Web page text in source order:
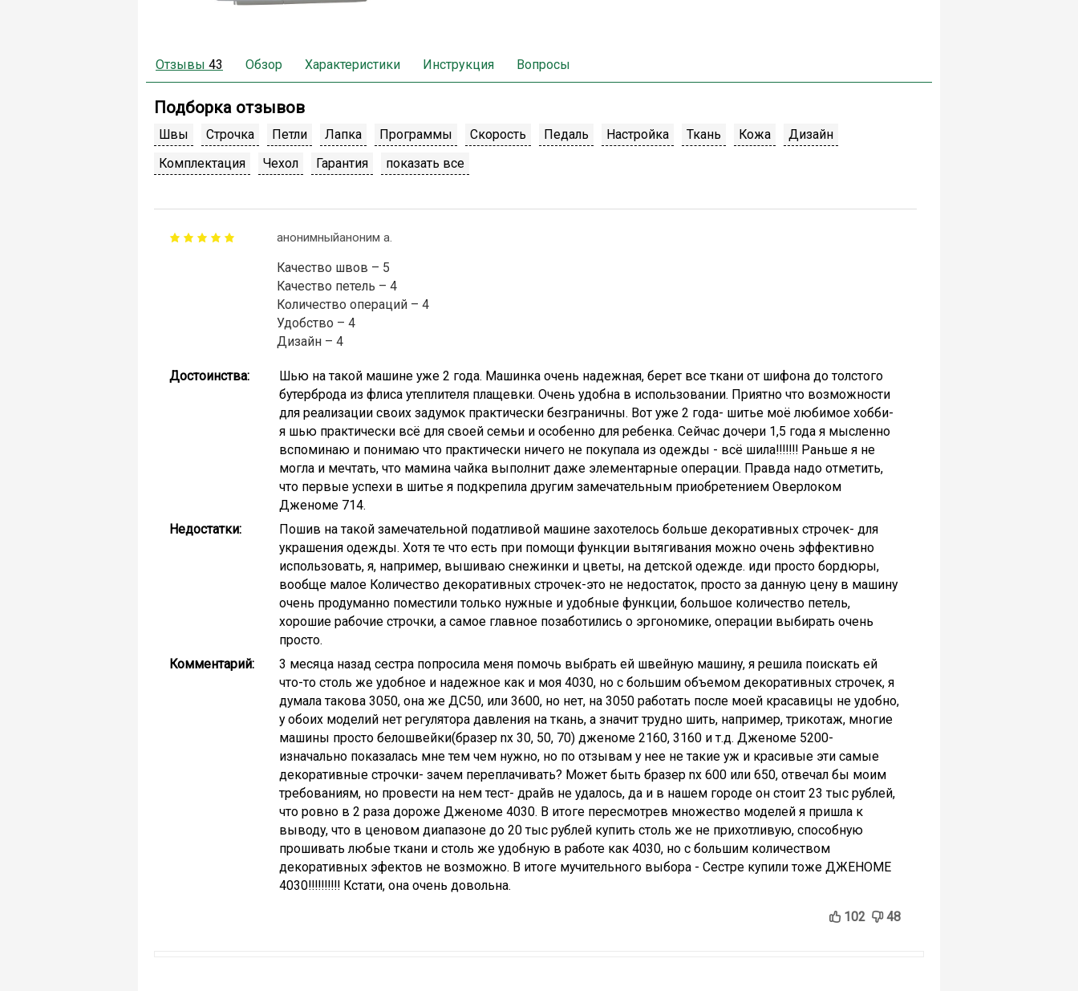
Отзывы 43 Обзор Характеристики Инструкция Вопросы
Подборка отзывов
Швы Строчка Петли Лапка Программы Скорость Педаль Настройка Ткань Кожа
Дизайн
Комплектация
Чехол Гарантия показать все
анонимныйаноним а.
Качество швов – 5
Качество петель – 4
Количество операций – 4
Удобство – 4
Дизайн – 4
Достоинства:
Шью на такой машине уже 2 года. Машинка очень надежная, берет все ткани от шифона до толстого
бутерброда из флиса утеплителя плащевки. Очень удобна в использовании. Приятно что возможности
для реализации своих задумок практически безграничны. Вот уже 2 года- шитье моё любимое хобби-
я шью практически всё для своей семьи и особенно для ребенка. Сейчас дочери 1,5 года я мысленно
вспоминаю и понимаю что практически ничего не покупала из одежды - всё шила!!!!!!! Раньше я не
могла и мечтать, что мамина чайка выполнит даже элементарные операции. Правда надо отметить,
что первые успехи в шитье я подкрепила другим замечательным приобретением Оверлоком
Дженоме 714.
Недостатки:
Пошив на такой замечательной податливой машине захотелось больше декоративных строчек- для
украшения одежды. Хотя те что есть при помощи функции вытягивания можно очень эффективно
использовать, я, например, вышиваю снежинки и цветы, на детской одежде. иди просто бордюры,
вообще малое Количество декоративных строчек-это не недостаток, просто за данную цену в машину
очень продуманно поместили только нужные и удобные функции, большое количество петель,
хорошие рабочие строчки, а самое главное позаботились о эргономике, операции выбирать очень
просто.
Комментарий:
3 месяца назад сестра попросила меня помочь выбрать ей швейную машину, я решила поискать ей
что-то столь же удобное и надежное как и моя 4030, но с большим объемом декоративных строчек, я
думала такова 3050, она же ДС50, или 3600, но нет, на 3050 работать после моей красавицы не удобно,
у обоих моделий нет регулятора давления на ткань, а значит трудно шить, например, трикотаж, многие
машины просто белошвейки(бразер nx 30, 50, 70) дженоме 2160, 3160 и т.д. Дженоме 5200-
изначально показалась мне тем чем нужно, но по отзывам у нее не такие уж и красивые эти самые
декоративные строчки- зачем переплачивать? Может быть бразер nx 600 или 650, отвечал бы моим
требованиям, но провести на нем тест- драйв не удалось, да и в нашем городе он стоит 23 тыс рублей,
что ровно в 2 раза дороже Дженоме 4030. В итоге пересмотрев множество моделей я пришла к
выводу, что в ценовом диапазоне до 20 тыс рублей купить столь же не прихотливую, способную
прошивать любые ткани и столь же удобную в работе как 4030, но с большим количеством
декоративных эфектов не возможно. В итоге мучительного выбора - Сестре купили тоже ДЖЕНОМЕ
4030!!!!!!!!!! Кстати, она очень довольна.
102 48